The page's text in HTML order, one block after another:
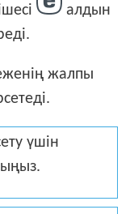
алдын
жалпы
үшін